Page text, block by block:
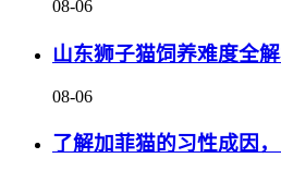
08-06
山东狮子猫饲养难度全
08-06
了解加菲猫的习性成因